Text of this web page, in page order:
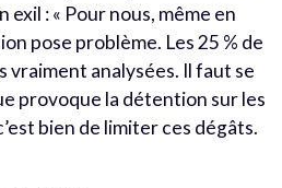
: « Pour nous, même en
pose problème. Les 25 % de
vraiment analysées. Il faut se
provoque la détention sur les
bien de limiter ces dégâts.